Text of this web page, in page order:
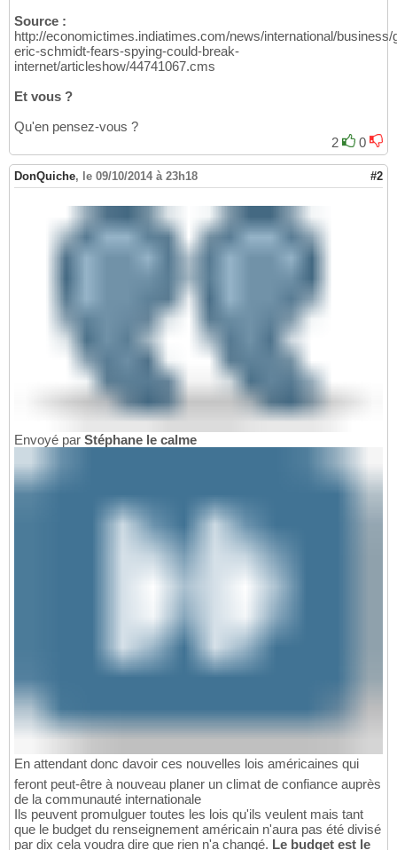
Source :
http://economictimes.indiatimes.com/news/international/business/
eric-schmidt-fears-spying-could-break-
internet/articleshow/44741067.cms
Et vous ?
Qu'en pensez-vous ?
2
0
DonQuiche, le 09/10/2014 à 23h18 #2
Envoyé par Stéphane le calme
En attendant donc davoir ces nouvelles lois américaines qui
feront peut-être à nouveau planer un climat de confiance auprès
de la communauté internationale
Ils peuvent promulguer toutes les lois qu'ils veulent mais tant
que le budget du renseignement américain n'aura pas été divisé
par dix cela voudra dire que rien n'a changé. Le budget est le